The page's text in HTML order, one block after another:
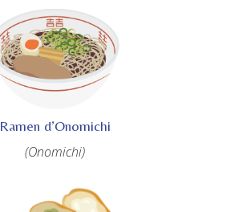
Ramen d’Onomichi
(Onomichi)